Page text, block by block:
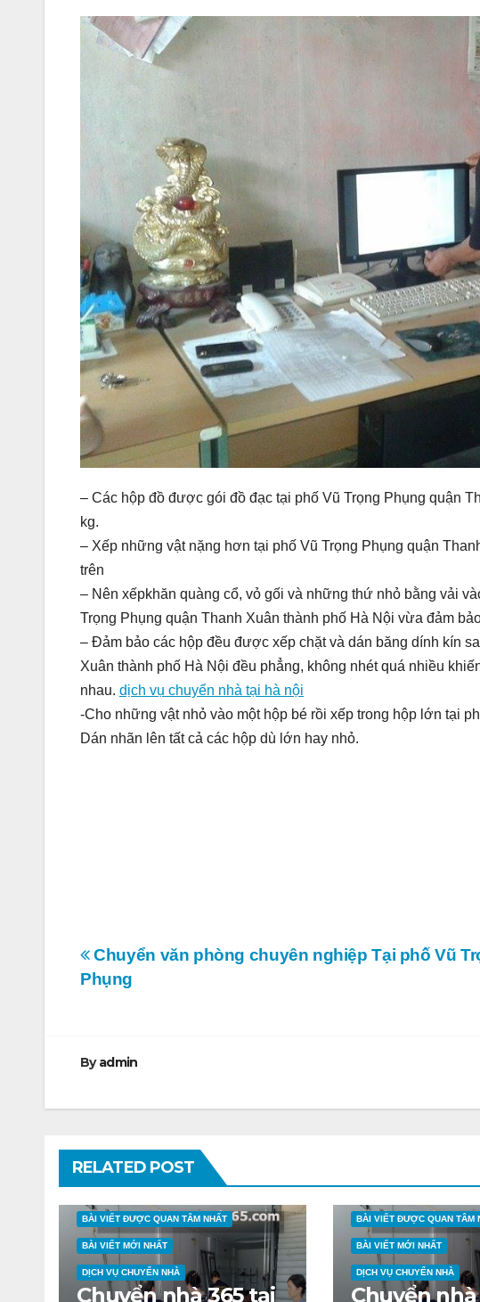
– Các hộp đồ được gói đồ đạc tại phố Vũ Trọng Phụng quận
kg.
– Xếp những vật nặng hơn tại phố Vũ Trọng Phụng quận
trên
– Nên xếpkhăn quàng cổ, vỏ gối và những thứ nhỏ bằng vải
Trọng Phụng quận Thanh Xuân thành phố Hà Nội vừa đảm
– Đảm bảo các hộp đều được xếp chặt và dán băng dính kín
Xuân thành phố Hà Nội đều phẳng, không nhét quá nhiều
nhau. dịch vụ chuyển nhà tại hà nội
-Cho những vật nhỏ vào một hộp bé rồi xếp trong hộp lớn tại
Dán nhãn lên tất cả các hộp dù lớn hay nhỏ.
Điều
hướng
viết
Chuyển văn phòng chuyên nghiệp Tại phố Vũ
Phụng
Byadmin
RELATED POST
BÀI VIẾT ĐƯỢC QUAN TÂM NHẤT
BÀI VIẾT MỚI NHẤT
DỊCH VỤ CHUYỂN NHÀ
Chuyển nhà 365 tại
BÀI VIẾT ĐƯỢC QUAN TÂM
BÀI VIẾT MỚI NHẤT
DỊCH VỤ CHUYỂN NHÀ
Chuyển